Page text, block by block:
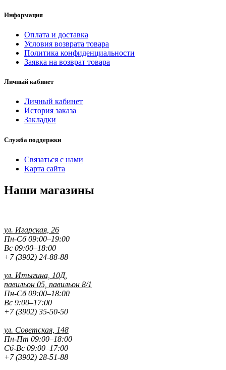
Информация
Оплата и доставка
Условия возврата товара
Политика конфиденциальности
Заявка на возврат товара
Личный кабинет
Личный кабинет
История заказа
Закладки
Служба поддержки
Связаться с нами
Карта сайта
Наши магазины
ул. Игарская, 26
Пн-Сб 09:00–19:00
Вс 09:00–18:00
+7 (3902) 24-88-88
ул. Итыгина, 10Д,
павильон 05, павильон 8/1
Пн-Сб 09:00–18:00
Вс 9:00–17:00
+7 (3902) 35-50-50
ул. Советская, 148
Пн-Пт 09:00–18:00
Сб-Вс 09:00–17:00
+7 (3902) 28-51-88